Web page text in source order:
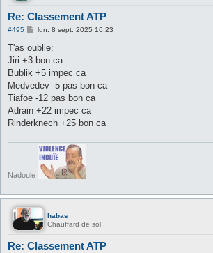
Re: Classement ATP
#495
M
s
a
g
lun. 8 sept. 2025 16:23
T'as oublie:
Jiri +3 bon ca
Bublik +5 impec ca
Medvedev -5 pas bon ca
Tiafoe -12 pas bon ca
Adrain +22 impec ca
Rinderknech +25 bon ca
Nadoule
habas
Chauffard de sol
Re: Classement ATP